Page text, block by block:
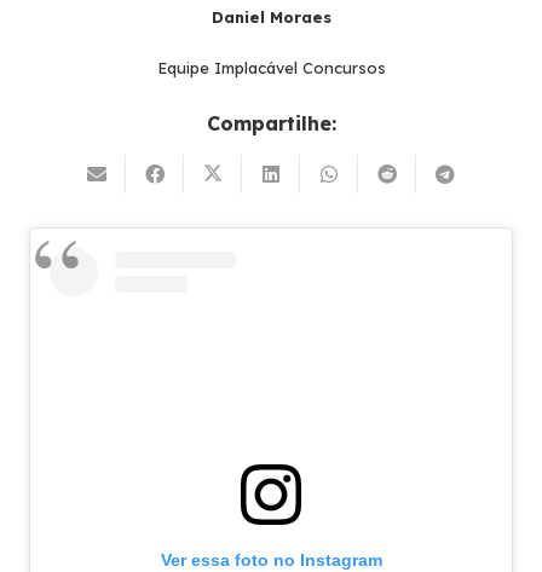
Daniel Moraes
Equipe Implacável Concursos
Compartilhe:
Ver essa foto no Instagram